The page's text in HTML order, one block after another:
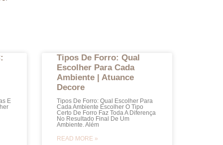
E
Tipos De Forro: Qual
Escolher Para Cada
Ambiente | Atuance
Decore
Tipos De Forro: Qual Escolher Para
Cada Ambiente Escolher O Tipo
Certo De Forro Faz Toda A Diferença
No Resultado Final De Um
Ambiente. Além
READ MORE »